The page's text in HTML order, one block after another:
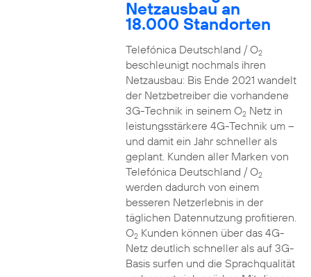
Netzausbau an
18.000 Standorten
Telefónica Deutschland / O2
beschleunigt nochmals ihren
Netzausbau: Bis Ende 2021 wandelt
der Netzbetreiber die vorhandene
3G-Technik in seinem O2Netz in
leistungsstärkere 4G-Technik um –
und damit ein Jahr schneller als
geplant. Kunden aller Marken von
Telefónica Deutschland / O2
werden dadurch von einem
besseren Netzerlebnis in der
täglichen Datennutzung profitieren.
O2Kunden können über das 4G-
Netz deutlich schneller als auf 3G-
Basis surfen und die Sprachqualität